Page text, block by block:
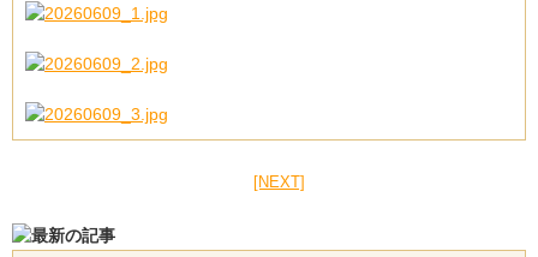
[NEXT]